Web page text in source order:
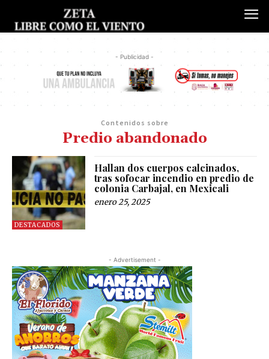
- Publicidad -
Contenidos sobre
Predio abandonado
DESTACADOS
Hallan dos cuerpos calcinados,
tras sofocar incendio en predio de
colonia Carbajal, en Mexicali
enero 25, 2025
- Advertisement -